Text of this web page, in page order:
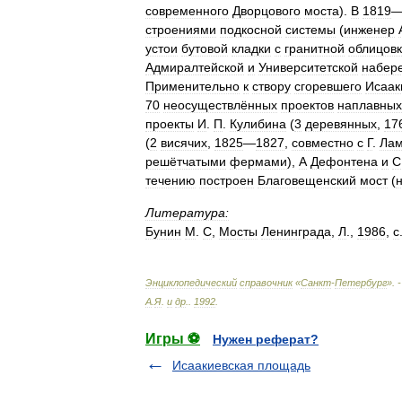
современного Дворцового моста). В 1819
строениями подкосной системы (инженер
устои бутовой кладки с гранитной
Адмиралтейской и Университетской
Применительно к створу сгоревшего
70 неосуществлённых проектов наплавных
проекты И П Кулибина (3 деревянных
(2 висячих 1825—1827 совместно с Г.
решётчатыми фермами), А Дефонтена и С
течению построен Благовещенский мост(
Литература:
Бунин М С Мосты Ленинграда Л 1986 с
Энциклопедический справочник«Санкт-Петербург».
А Я и др 1992
Игры ⚽
Нужен реферат?
Исаакиевская площадь